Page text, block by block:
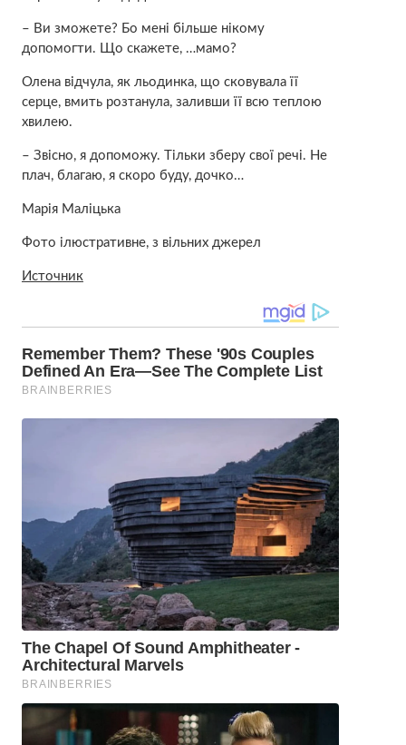
– Ви зможете? Бо мені більше нікому
допомогти. Що скажете, …мамо?
Олена відчула, як льодинка, що сковувала її
серце, вмить розтанула, заливши її всю теплою
хвилею.
– Звісно, я допоможу. Тільки зберу свої речі. Не
плач, благаю, я скоро буду, дочко…
Марія Маліцька
Фото ілюстративне, з вільних джерел
Источник